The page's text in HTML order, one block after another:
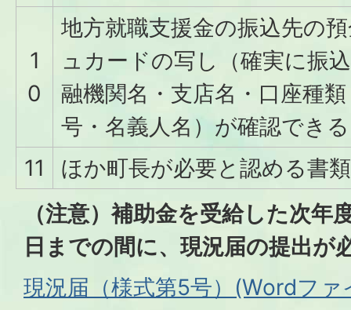
1
0
地方就職支援金の振込先の
ュカードの写し（確実に振
融機関名・支店名・口座種
号・名義人名）が確認でき
11
ほか町長が必要と認める書類
（注意）補助金を受給した次年
日までの間に、現況届の提出が
現況届（様式第5号）(Wordフ